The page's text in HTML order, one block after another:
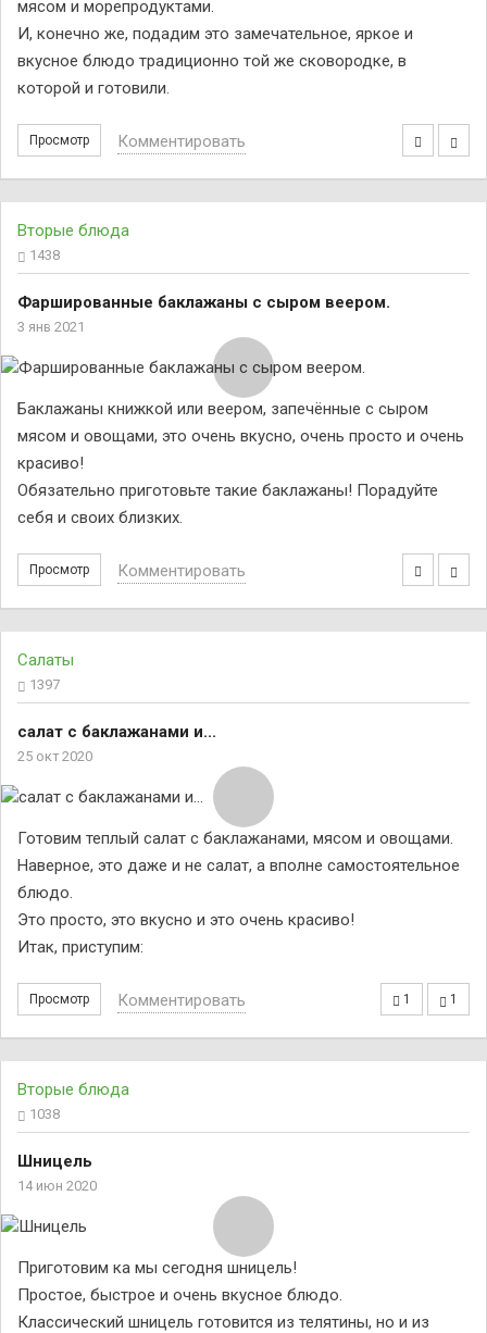
и оптимального баланса питательных веществ. Наличие в
крольчатине лецитина и небольшое содержание
холестерина профилактирует атеросклероз.
мясом и морепродуктами.
И, конечно же, подадим это замечательное, яркое и
вкусное блюдо традиционно той же сковородке, в
которой и готовили.
Просмотр Комментировать
Вторые блюда
1438
Фаршированные баклажаны с сыром веером.
3 янв 2021
Баклажаны книжкой или веером, запечённые с сыром
мясом и овощами, это очень вкусно, очень просто и очень
красиво!
Обязательно приготовьте такие баклажаны! Порадуйте
себя и своих близких.
Просмотр Комментировать
Салаты
1397
салат с баклажанами и...
25 окт 2020
Готовим теплый салат с баклажанами, мясом и овощами.
Наверное, это даже и не салат, а вполне самостоятельное
блюдо.
Это просто, это вкусно и это очень красиво!
Итак, приступим:
Просмотр 1 1
Комментировать
Вторые блюда
1038
Шницель
14 июн 2020
Приготовим ка мы сегодня шницель!
Простое, быстрое и очень вкусное блюдо.
Классический шницель готовится из телятины, но и из